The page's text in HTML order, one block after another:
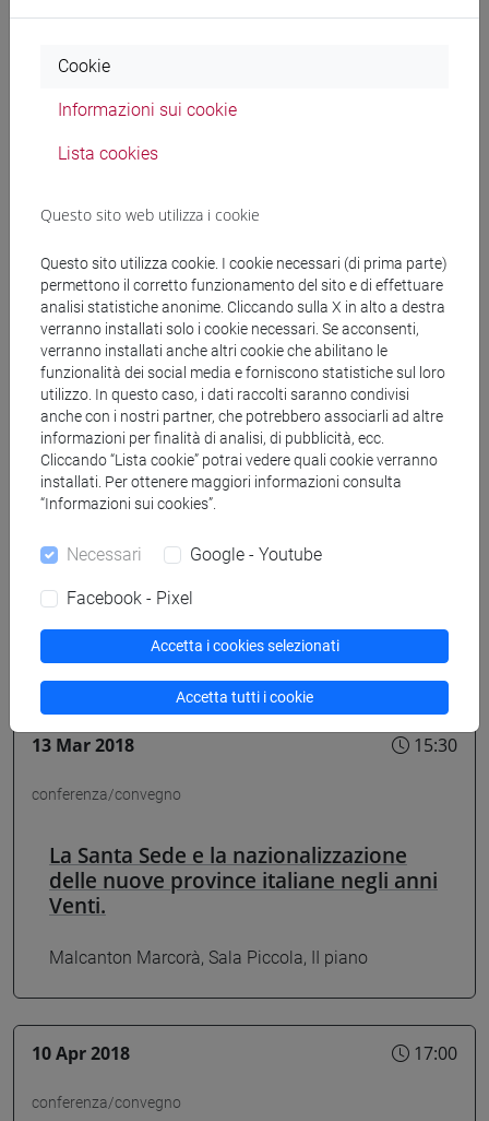
I cattolici spagnoli, la dittatura
franchista e l'Italia: un percorso tra
politica e cultura
Malcanton Marcorà, 3° piano, sala Milone
06 Mar 2018 17:00
conferenza/convegno
La chiesa dei Santi Apostoli a
Costantinopoli tra X e XIII secolo
Malcanton Marcorà, 2° piano, sala piccola
13 Mar 2018 15:30
conferenza/convegno
La Santa Sede e la nazionalizzazione
delle nuove province italiane negli anni
Venti.
Malcanton Marcorà, Sala Piccola, II piano
10 Apr 2018 17:00
conferenza/convegno
Cookie
Informazioni sui cookie
Lista cookies
Questo sito web utilizza i cookie
Questo sito utilizza cookie. I cookie necessari (di prima parte)
permettono il corretto funzionamento del sito e di effettuare
analisi statistiche anonime. Cliccando sulla X in alto a destra
verranno installati solo i cookie necessari. Se acconsenti,
verranno installati anche altri cookie che abilitano le
funzionalità dei social media e forniscono statistiche sul loro
utilizzo. In questo caso, i dati raccolti saranno condivisi
anche con i nostri partner, che potrebbero associarli ad altre
informazioni per finalità di analisi, di pubblicità, ecc.
Cliccando “Lista cookie” potrai vedere quali cookie verranno
installati. Per ottenere maggiori informazioni consulta
“Informazioni sui cookies”.
Necessari Google - Youtube
Facebook - Pixel
Accetta i cookies selezionati
Accetta tutti i cookie